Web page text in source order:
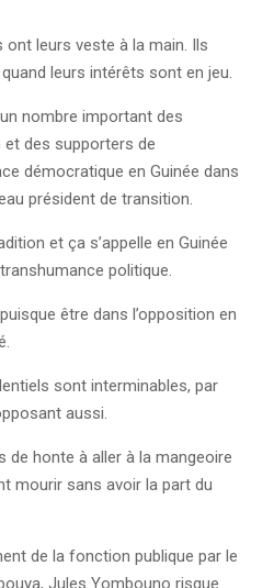
leurs veste à la main. Ils
leurs intérêts sont en jeu.
nombre important des
et des supporters de
démocratique en Guinée dans
président de transition.
et ça s’appelle en Guinée
politique.
être dans l’opposition en
sont interminables, par
aussi.
de honte à aller à la mangeoire
mourir sans avoir la part du
de la fonction publique par le
Jules Yombouno risque